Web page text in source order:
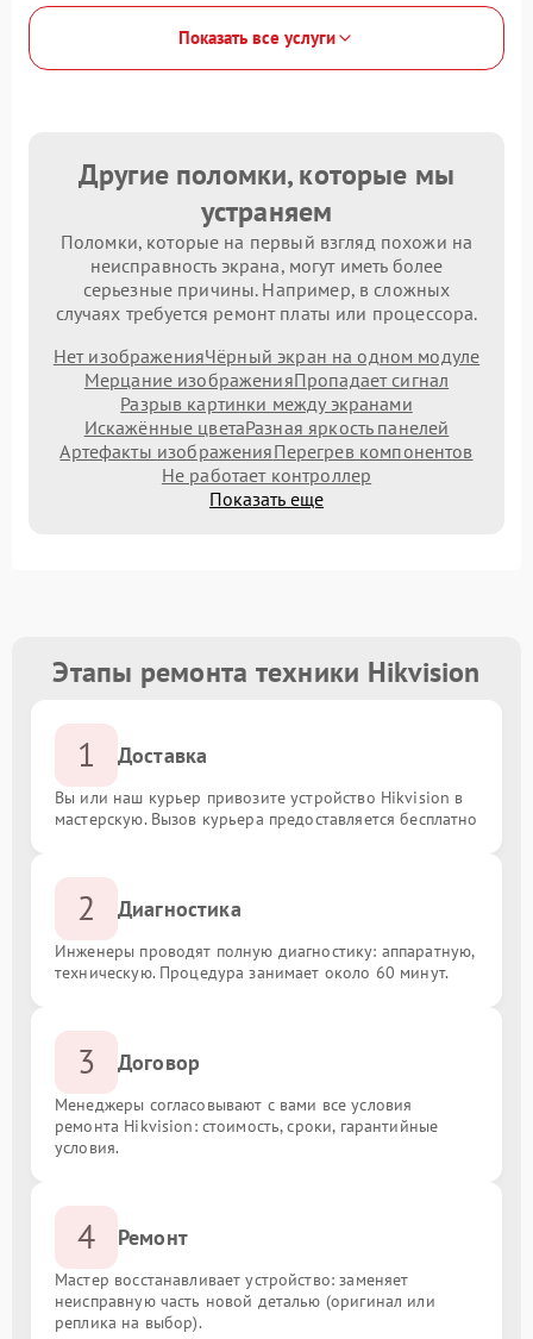
Показать все услуги
Другие поломки, которые мы
устраняем
Поломки, которые на первый взгляд похожи на
неисправность экрана, могут иметь более
серьезные причины. Например, в сложных
случаях требуется ремонт платы или процессора.
Нет изображенияЧёрный экран на одном модуле
Мерцание изображенияПропадает сигнал
Разрыв картинки между экранами
Искажённые цветаРазная яркость панелей
Артефакты изображенияПерегрев компонентов
Не работает контроллер
Показать еще
Этапы ремонта техники Hikvision
1 Доставка
Вы или наш курьер привозите устройство Hikvision в
мастерскую. Вызов курьера предоставляется бесплатно
2 Диагностика
Инженеры проводят полную диагностику: аппаратную,
техническую. Процедура занимает около 60 минут.
3 Договор
Менеджеры согласовывают с вами все условия
ремонта Hikvision: стоимость, сроки, гарантийные
условия.
4 Ремонт
Мастер восстанавливает устройство: заменяет
неисправную часть новой деталью (оригинал или
реплика на выбор).